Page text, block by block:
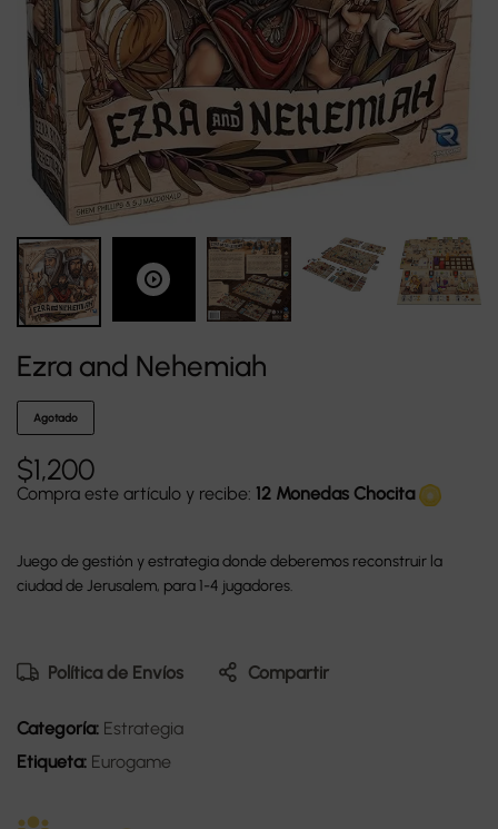
Ezra and Nehemiah
Agotado
$1,200
Compra este artículo y recibe: 12 Monedas Chocita
Juego de gestión y estrategia donde deberemos reconstruir la
ciudad de Jerusalem, para 1-4 jugadores.
Política de Envíos Compartir
Categoría: Estrategia
Etiqueta: Eurogame